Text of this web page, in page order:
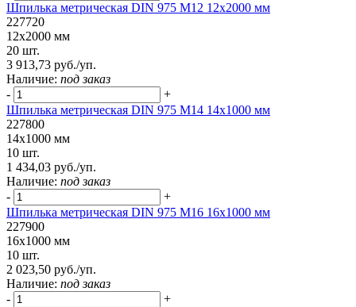
Шпилька метрическая DIN 975 М12 12х2000 мм
227720
12х2000 мм
20 шт.
3 913,73 руб./уп.
Наличие: под заказ
-
+
Шпилька метрическая DIN 975 М14 14х1000 мм
227800
14х1000 мм
10 шт.
1 434,03 руб./уп.
Наличие: под заказ
-
+
Шпилька метрическая DIN 975 М16 16х1000 мм
227900
16х1000 мм
10 шт.
2 023,50 руб./уп.
Наличие: под заказ
-
+